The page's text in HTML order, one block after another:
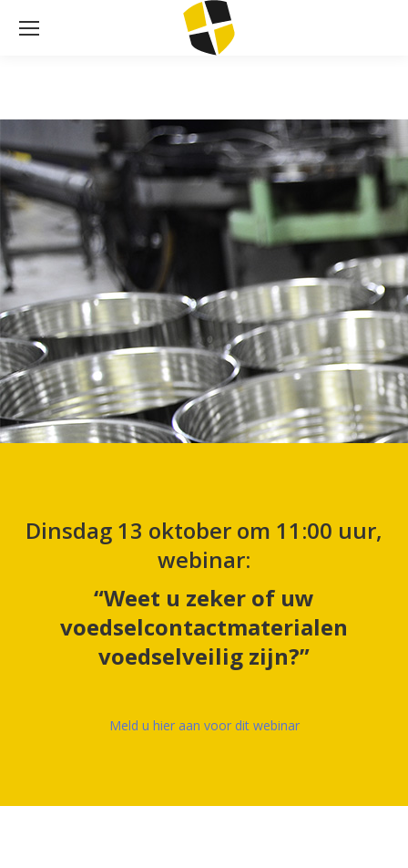
Dinsdag 13 oktober om 11:00 uur,
webinar:
“Weet u zeker of uw
voedselcontactmaterialen
voedselveilig zijn?”
Meld u hier aan voor dit webinar